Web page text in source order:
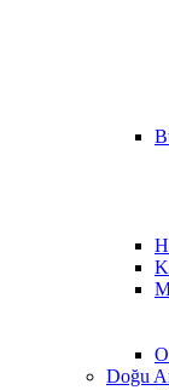
Doğu